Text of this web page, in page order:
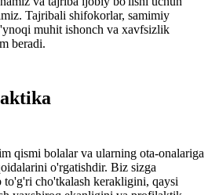
Tajribali shifokorlar, samimiy
muhit ishonch va xavfsizlik
beradi.
qismi bolalar va ularning ota-onalariga
o'rgatishdir. Biz sizga
cho'tkalash kerakligini, qaysi